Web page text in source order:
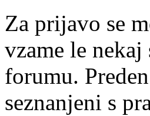
Za prijavo se
vzame le
forumu.
seznanjeni s